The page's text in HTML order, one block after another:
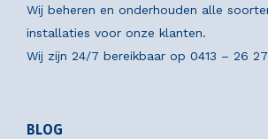
Wij beheren en onderhouden alle
installaties voor onze klanten.
Wij zijn 24/7 bereikbaar op 0413 – 26
BLOG